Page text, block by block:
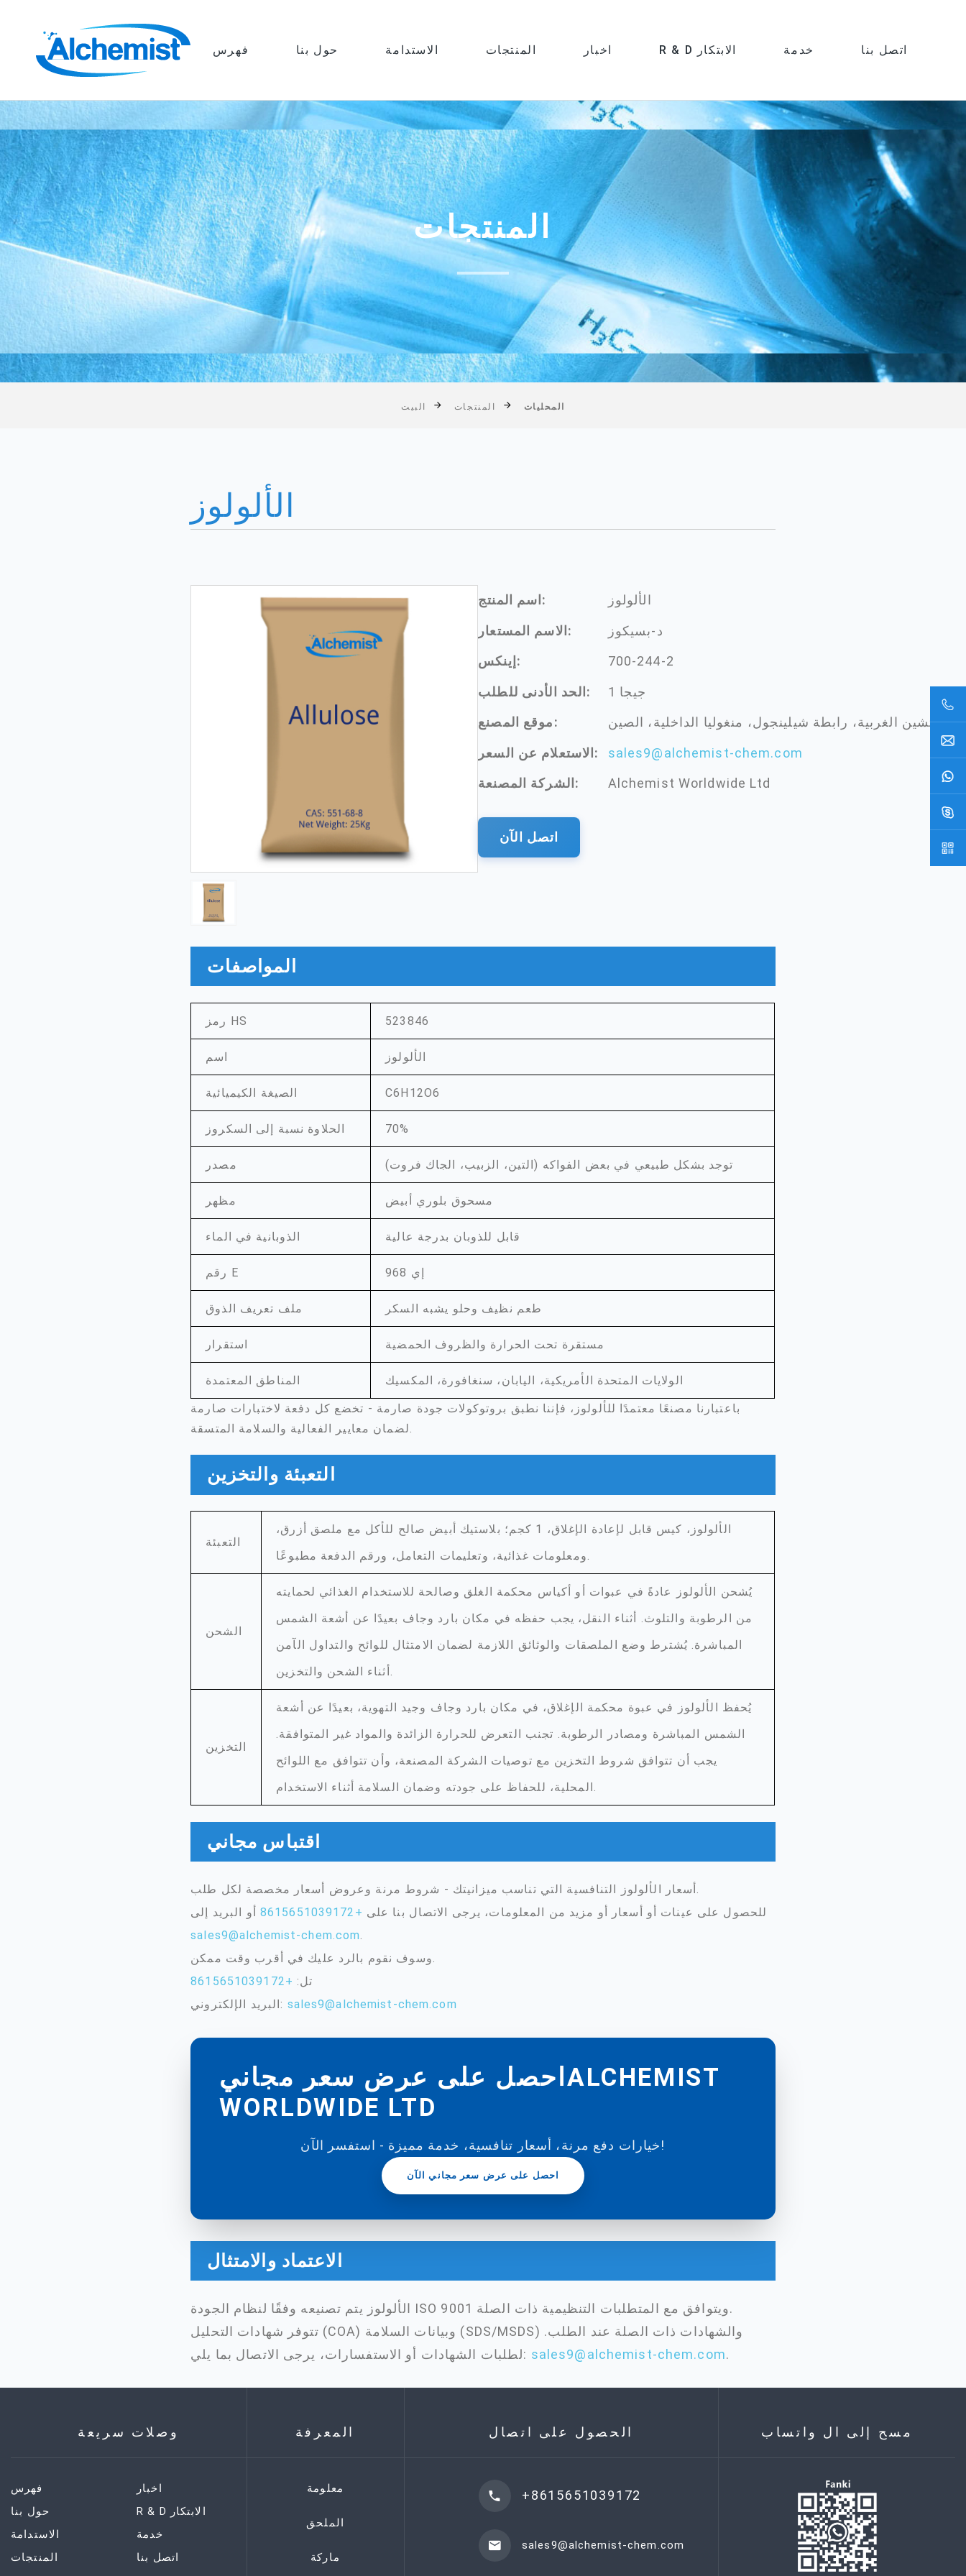
فهرس حول بنا الاستدامة المنتجات اخبار R & D الابتكار خدمة اتصل بنا
المنتجات
البيت المنتجات المحليات
الألولوز
اسم المنتج: الألولوز
الاسم المستعار: د-بسيكوز
إينكس: 700-244-2
الحد الأدنى للطلب: 1 جيجا
موقع المصنع: الغربية، رابطة شيلينجول، منغوليا الداخلية، الصين
الاستعلام عن السعر: sales9@alchemist-chem.com
الشركة المصنعة: Alchemist Worldwide Ltd
اتصل الآن
المواصفات
رمز HS 523846
اسم الألولوز
الصيغة الكيميائية C6H12O6
الحلاوة نسبة إلى السكروز 70%
مصدر توجد بشكل طبيعي في بعض الفواكه (التين، الزبيب، الجاك فروت)
مظهر مسحوق بلوري أبيض
الذوبانية في الماء قابل للذوبان بدرجة عالية
رقم E إي 968
ملف تعريف الذوق طعم نظيف وحلو يشبه السكر
استقرار مستقرة تحت الحرارة والظروف الحمضية
المناطق المعتمدة الولايات المتحدة الأمريكية، اليابان، سنغافورة، المكسيك
باعتبارنا مصنعًا معتمدًا للألولوز، فإننا نطبق بروتوكولات جودة صارمة - تخضع كل دفعة لاختبارات صارمة
التعبئة والتخزين
التعبئة
الألولوز، كيس قابل لإعادة الإغلاق، 1 كجم؛ بلاستيك أبيض صالح للأكل مع ملصق أزرق،
ومعلومات غذائية، وتعليمات التعامل، ورقم الدفعة مطبوعًا.
الشحن
يُشحن الألولوز عادةً في عبوات أو أكياس محكمة الغلق وصالحة للاستخدام الغذائي لحمايته
من الرطوبة والتلوث. أثناء النقل، يجب حفظه في مكان بارد وجاف بعيدًا عن أشعة الشمس
المباشرة. يُشترط وضع الملصقات والوثائق اللازمة لضمان الامتثال للوائح والتداول الآمن
أثناء الشحن والتخزين.
التخزين
يُحفظ الألولوز في عبوة محكمة الإغلاق، في مكان بارد وجاف وجيد التهوية، بعيدًا عن أشعة
الشمس المباشرة ومصادر الرطوبة. تجنب التعرض للحرارة الزائدة والمواد غير المتوافقة.
يجب أن تتوافق شروط التخزين مع توصيات الشركة المصنعة، وأن تتوافق مع اللوائح
المحلية، للحفاظ على جودته وضمان السلامة أثناء الاستخدام.
اقتباس مجاني
للحصول على عينات أو أسعار أو مزيد من المعلومات، يرجى الاتصال بنا على +8615651039172
أو البريد إلى
sales9@alchemist-chem.com
تل: +8615651039172
البريد الإلكتروني: sales9@alchemist-chem.com
احصل على عرض سعر مجانيALCHEMIST
WORLDWIDE LTD
خيارات دفع مرنة، أسعار تنافسية، خدمة مميزة - استفسر الآن!
احصل على عرض سعر مجاني الآن
الاعتماد والامتثال
الألولوز يتم تصنيعه وفقًا لنظام الجودة ISO 9001 ويتوافق مع المتطلبات التنظيمية ذات الصلة.
تتوفر شهادات التحليل (COA) وبيانات السلامة (SDS/MSDS) والشهادات ذات الصلة عند الطلب.
لطلبات الشهادات أو الاستفسارات، يرجى الاتصال بما يلي: sales9@alchemist-chem.com.
وصلات سريعة
فهرس
حول بنا
الاستدامة
المنتجات
اخبار
R & D الابتكار
خدمة
اتصل بنا
المعرفة
معلومة
الملحق
ماركة
الحصول على اتصال
+8615651039172
sales9@alchemist-chem.com
مسح إلى ال واتساب